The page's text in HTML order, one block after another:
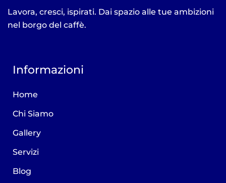
Lavora, cresci, ispirati. Dai spazio alle tue ambizioni
nel borgo del caffè.
Informazioni
Home
Chi Siamo
Gallery
Servizi
Blog